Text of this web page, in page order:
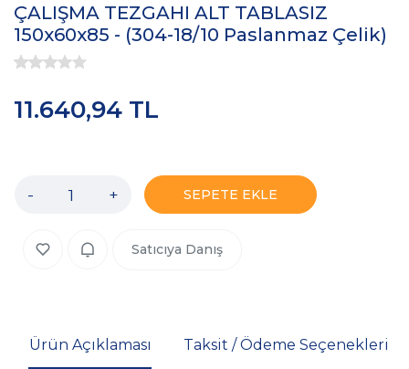
ÇALIŞMA TEZGAHI ALT TABLASIZ
150x60x85 - (304-18/10 Paslanmaz Çelik)
11.640,94 TL
- + SEPETE EKLE
Satıcıya Danış
Ürün Açıklaması Taksit / Ödeme Seçenekleri